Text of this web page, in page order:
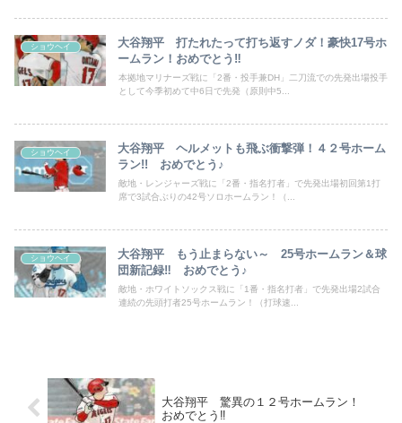
ショウヘイ
大谷翔平 打たれたって打ち返すノダ！豪快17号ホ
ームラン！おめでとう‼
本拠地マリナーズ戦に「2番・投手兼DH」二刀流での先発出場投手
として今季初めて中6日で先発（原則中5...
ショウヘイ
大谷翔平 ヘルメットも飛ぶ衝撃弾！４２号ホーム
ラン!! おめでとう♪
敵地・レンジャーズ戦に「2番・指名打者」で先発出場初回第1打
席で3試合ぶりの42号ソロホームラン！（...
ショウヘイ
大谷翔平 もう止まらない～ 25号ホームラン＆球
団新記録‼ おめでとう♪
敵地・ホワイトソックス戦に「1番・指名打者」で先発出場2試合
連続の先頭打者25号ホームラン！（打球速...
大谷翔平 驚異の１２号ホームラン！
おめでとう‼